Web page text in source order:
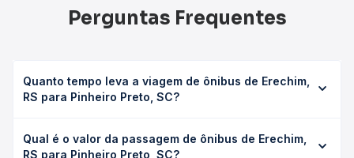
Perguntas Frequentes
Quanto tempo leva a viagem de ônibus de Erechim,
RS para Pinheiro Preto, SC?
SC leva em média 4h 18min, podendo variar conforme a
Qual é o valor da passagem de ônibus de Erechim,
RS para Pinheiro Preto, SC?